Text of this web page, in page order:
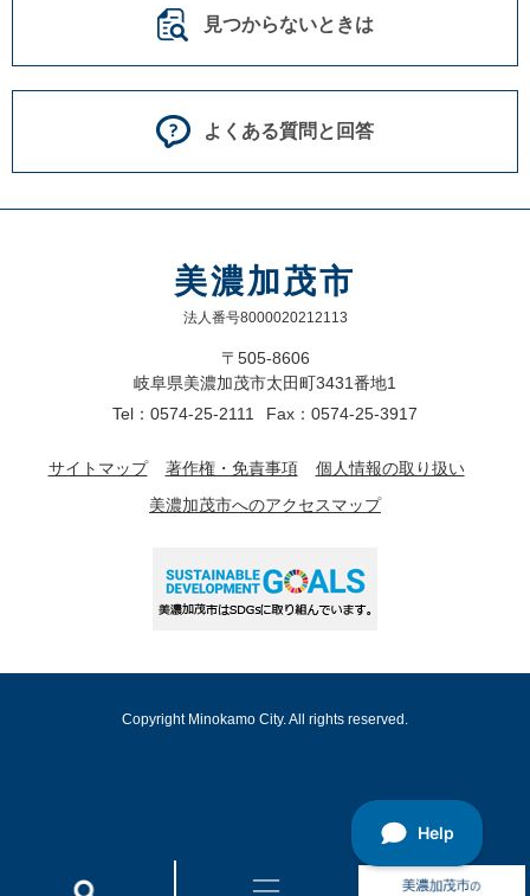
見つからないときは
よくある質問と回答
美濃加茂市
法人番号8000020212113
〒505-8606
岐阜県美濃加茂市太田町3431番地1
Tel：0574-25-2111
Fax：0574-25-3917
サイトマップ 著作権・免責事項
個人情報の取り扱い
美濃加茂市へのアクセスマップ
Copyright Minokamo City. All rights reserved.